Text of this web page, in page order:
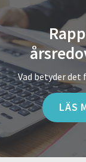
Vad betyder det
LÄS